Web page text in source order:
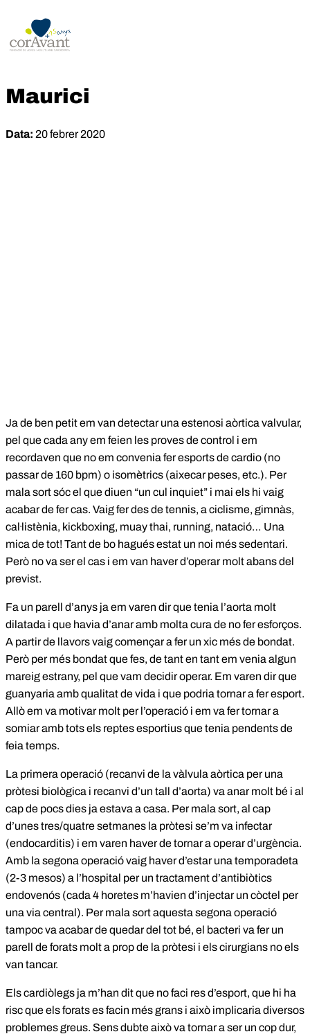
Maurici
Data: 20 febrer 2020
Ja de ben petit em van detectar una estenosi aòrtica valvular,
pel que cada any em feien les proves de control i em
recordaven que no em convenia fer esports de cardio (no
passar de 160 bpm) o isomètrics (aixecar peses, etc.). Per
mala sort sóc el que diuen “un cul inquiet” i mai els hi vaig
acabar de fer cas. Vaig fer des de tennis, a ciclisme, gimnàs,
cal·listènia, kickboxing, muay thai, running, natació… Una
mica de tot! Tant de bo hagués estat un noi més sedentari.
Però no va ser el cas i em van haver d’operar molt abans del
previst.
Fa un parell d’anys ja em varen dir que tenia l’aorta molt
dilatada i que havia d’anar amb molta cura de no fer esforços.
A partir de llavors vaig començar a fer un xic més de bondat.
Però per més bondat que fes, de tant en tant em venia algun
mareig estrany, pel que vam decidir operar. Em varen dir que
guanyaria amb qualitat de vida i que podria tornar a fer esport.
Allò em va motivar molt per l’operació i em va fer tornar a
somiar amb tots els reptes esportius que tenia pendents de
feia temps.
La primera operació (recanvi de la vàlvula aòrtica per una
pròtesi biològica i recanvi d’un tall d’aorta) va anar molt bé i al
cap de pocs dies ja estava a casa. Per mala sort, al cap
d’unes tres/quatre setmanes la pròtesi se’m va infectar
(endocarditis) i em varen haver de tornar a operar d’urgència.
Amb la segona operació vaig haver d’estar una temporadeta
(2-3 mesos) a l’hospital per un tractament d’antibiòtics
endovenós (cada 4 horetes m’havien d’injectar un còctel per
una via central). Per mala sort aquesta segona operació
tampoc va acabar de quedar del tot bé, el bacteri va fer un
parell de forats molt a prop de la pròtesi i els cirurgians no els
van tancar.
Els cardiòlegs ja m’han dit que no faci res d’esport, que hi ha
risc que els forats es facin més grans i això implicaria diversos
problemes greus. Sens dubte això va tornar a ser un cop dur,